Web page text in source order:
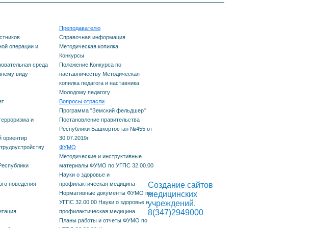
образовательная среда
Требование к внешнему
виду студента
Студенческий совет
Культура и спорт
Молодежь против
терроризма и экстремизма
Антинаркотический
Методическая копилка
педагога и наставника
Молодому педагогу
операции и
среда
виду
и
ориентир
поведения
Преподавателю
Справочная информация
Методическая копилка
Конкурсы
Положение Конкурса по
наставничеству Методическая
копилка педагога и наставника
Молодому педагогу
Вопросы отрасли
Программа "Земский фельдшер"
Постановление правительства
Республики Башкортостан №455 от
30.07.2019г.
ФУМО
Методические и инструктивные
материалы ФУМО по УГПС 32.00.00
Науки о здоровье и
профилактическая медицина
Нормативные документы ФУМО по
УГПС 32.00.00 Науки о здоровье и
профилактическая медицина
Планы работы и отчеты ФУМО по
Создание сайтов
медицинских
учреждений.
8(347)2949000